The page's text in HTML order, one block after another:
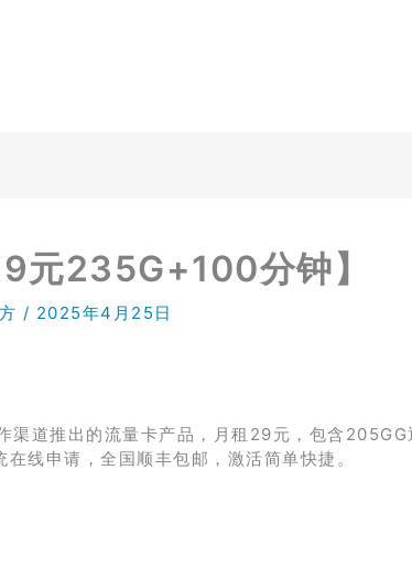
元235G+100分钟】
/ 2025年4月25日
渠道推出的流量卡产品，月租29元，包含
线申请，全国顺丰包邮，激活简单快捷。